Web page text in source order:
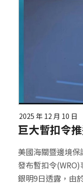
2025 年 12 月 10 日
巨大暫扣令
美國海關暨邊境
發布暫扣令
銀明9日透露，由